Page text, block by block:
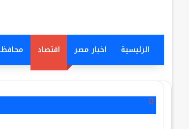
الرئيسية اخبار مصر اقتصاد
إغلاق